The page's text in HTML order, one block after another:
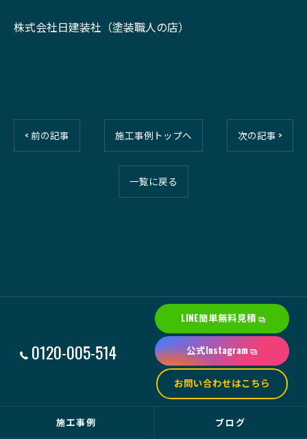
株式会社日建装社（塗装職人の店）
< 前の記事 施工事例トップへ 次の記事 >
一覧に戻る
0120-005-514
LINE簡単無料見積
公式Instagram
お問い合わせはこちら
施工事例 ブログ